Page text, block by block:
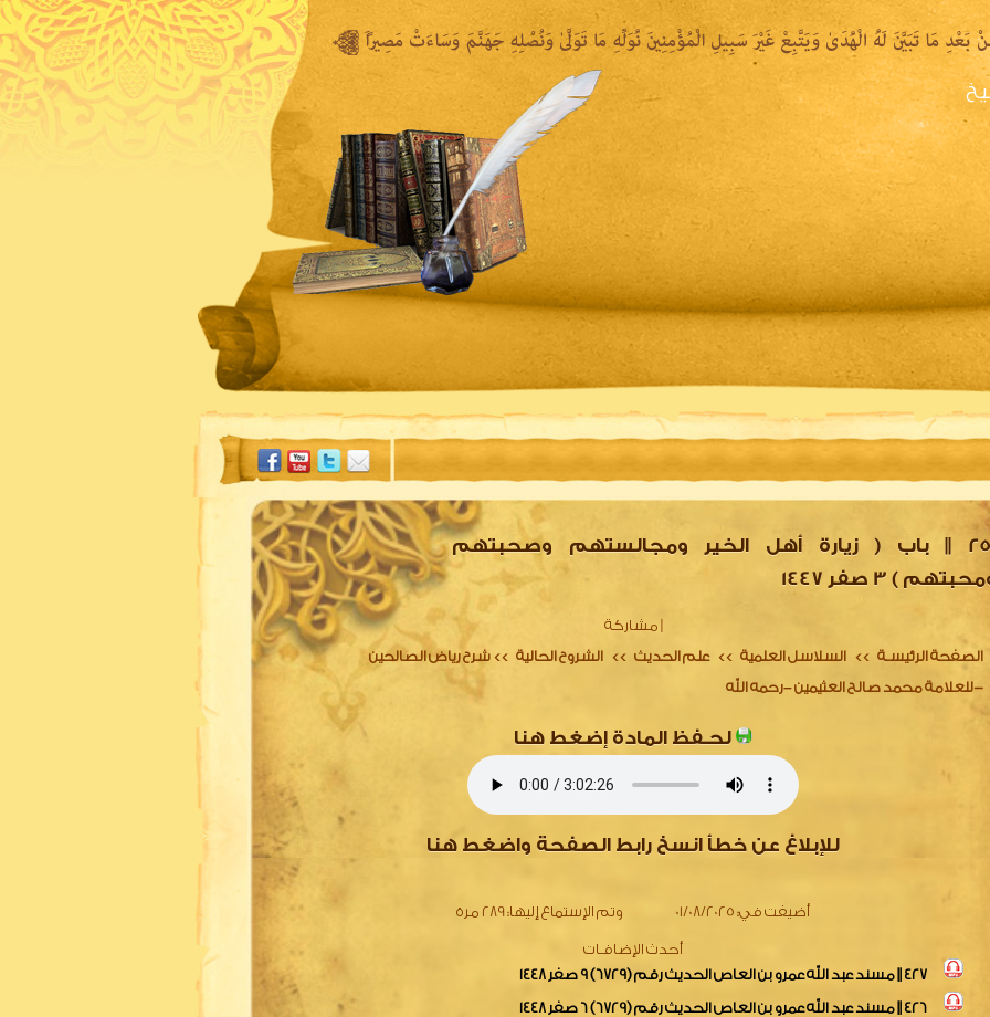
الشيخ المكتبة المقروءة المكتبة الصوتية المكتبة المرئية
251 || باب ( زيارة أهل الخير ومجالستهم وصحبتهم
) 3 صفر 1447
مشاركة
الصفحة الرئيسـة >> السلاسل العلمية >> علم الحديث >> الشروح الحالية >> شرح رياض الصالحين
للعلامة محمد صالح العثيمين –رحمه الله-
لحـفظ المادة إضغط هنا
للإبلاغ عن خطأ انسخ رابط الصفحة واضغط هنا
أضيفت في: 01/08/2025 وتم الإستماع إليها:289 مرة
أحدث الإضافـات
427 || مسند عبد الله عمرو بن العاص الحديث رقم (6729) 9 صفر 1448
426 || مسند عبد الله عمرو بن العاص الحديث رقم (6729) 6 صفر 1448